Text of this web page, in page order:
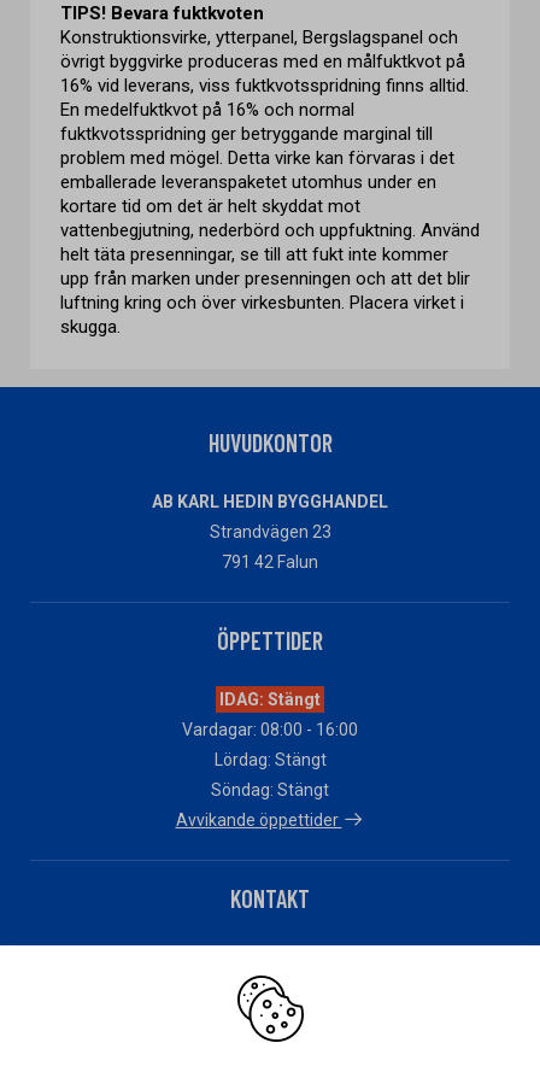
TIPS! Bevara fuktkvoten
Konstruktionsvirke, ytterpanel, Bergslagspanel och
övrigt byggvirke produceras med en målfuktkvot på
16% vid leverans, viss fuktkvotsspridning finns alltid.
En medelfuktkvot på 16% och normal
fuktkvotsspridning ger betryggande marginal till
problem med mögel. Detta virke kan förvaras i det
emballerade leveranspaketet utomhus under en
kortare tid om det är helt skyddat mot
vattenbegjutning, nederbörd och uppfuktning. Använd
helt täta presenningar, se till att fukt inte kommer
upp från marken under presenningen och att det blir
luftning kring och över virkesbunten. Placera virket i
skugga.
HUVUDKONTOR
AB KARL HEDIN BYGGHANDEL
Strandvägen 23
791 42 Falun
ÖPPETTIDER
IDAG: Stängt
Vardagar: 08:00 - 16:00
Lördag: Stängt
Söndag: Stängt
Avvikande öppettider
KONTAKT
Har du fakturafrågor?
Klicka här